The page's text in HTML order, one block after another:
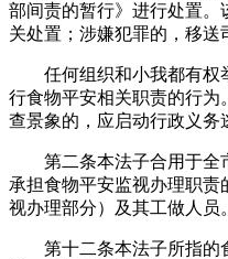
部间责的暂行》进行处置
关处置；涉嫌犯罪的，移送
任何组织和小我都有权
行食物平安相关职责的行为
查景象的，应启动行政义务
第二条本法子合用于全市
承担食物平安监视办理职
视办理部分）及其工做人员。
第十二条本法子所指的